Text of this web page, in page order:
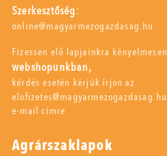
Szerkesztőség:
online@magyarmezogazdasag.hu
Fizessen elő lapjainkra kényelmesen
webshopunkban,
kérdés esetén kérjük írjon az
elofizetes@magyarmezogazdasag.hu
e-mail címre.
Agrárszaklapok